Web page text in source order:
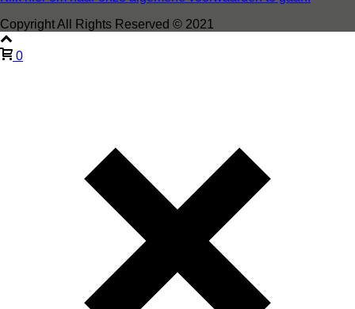
Copyright All Rights Reserved © 2021
0